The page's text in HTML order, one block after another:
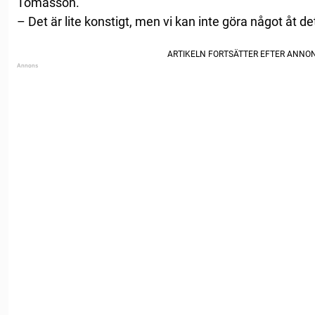
– Det är lite konstigt, men vi kan inte göra något åt